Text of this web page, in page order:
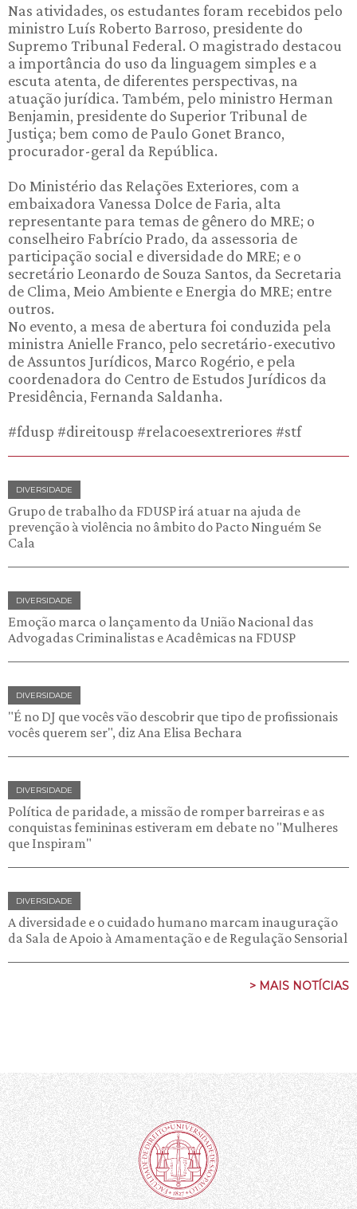
Nas atividades, os estudantes foram recebidos pelo
ministro Luís Roberto Barroso, presidente do
Supremo Tribunal Federal. O magistrado destacou
a importância do uso da linguagem simples e a
escuta atenta, de diferentes perspectivas, na
atuação jurídica. Também, pelo ministro Herman
Benjamin, presidente do Superior Tribunal de
Justiça; bem como de Paulo Gonet Branco,
procurador-geral da República.
Do Ministério das Relações Exteriores, com a
embaixadora Vanessa Dolce de Faria, alta
representante para temas de gênero do MRE; o
conselheiro Fabrício Prado, da assessoria de
participação social e diversidade do MRE; e o
secretário Leonardo de Souza Santos, da Secretaria
de Clima, Meio Ambiente e Energia do MRE; entre
outros.
No evento, a mesa de abertura foi conduzida pela
ministra Anielle Franco, pelo secretário-executivo
de Assuntos Jurídicos, Marco Rogério, e pela
coordenadora do Centro de Estudos Jurídicos da
Presidência, Fernanda Saldanha.
#fdusp #direitousp #relacoesextreriores #stf
DIVERSIDADE
Grupo de trabalho da FDUSP irá atuar na ajuda de
prevenção à violência no âmbito do Pacto Ninguém Se
Cala
DIVERSIDADE
Emoção marca o lançamento da União Nacional das
Advogadas Criminalistas e Acadêmicas na FDUSP
DIVERSIDADE
"É no DJ que vocês vão descobrir que tipo de profissionais
vocês querem ser", diz Ana Elisa Bechara
DIVERSIDADE
Política de paridade, a missão de romper barreiras e as
conquistas femininas estiveram em debate no "Mulheres
que Inspiram"
DIVERSIDADE
A diversidade e o cuidado humano marcam inauguração
da Sala de Apoio à Amamentação e de Regulação Sensorial
> MAIS NOTÍCIAS